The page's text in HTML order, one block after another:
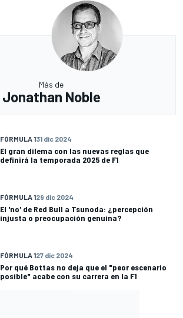
Más de
Jonathan Noble
FÓRMULA 131 dic 2024
El gran dilema con las nuevas reglas que
definirá la temporada 2025 de F1
FÓRMULA 129 dic 2024
El 'no' de Red Bull a Tsunoda: ¿percepción
injusta o preocupación genuina?
FÓRMULA 127 dic 2024
Por qué Bottas no deja que el "peor escenario
posible" acabe con su carrera en la F1